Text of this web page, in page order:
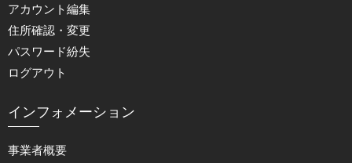
アカウント編集
住所確認・変更
パスワード紛失
ログアウト
インフォメーション
事業者概要